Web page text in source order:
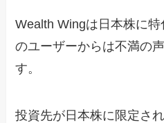
Wealth Wingは日本株に
のユーザーからは不満の
す。
投資先が日本株に限定さ